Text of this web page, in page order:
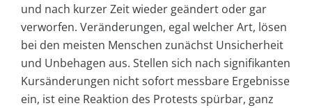
und nach kurzer Zeit wieder geändert oder gar
verworfen. Veränderungen, egal welcher Art, lösen
bei den meisten Menschen zunächst Unsicherheit
und Unbehagen aus. Stellen sich nach signifikanten
Kursänderungen nicht sofort messbare Ergebnisse
ein, ist eine Reaktion des Protests spürbar, ganz